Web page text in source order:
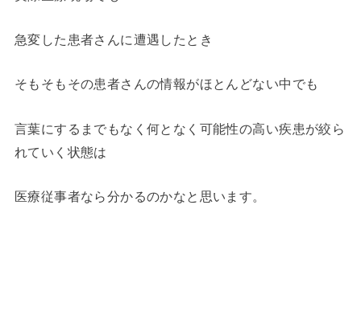
急変した患者さんに遭遇したとき
そもそもその患者さんの情報がほとんどない中でも
言葉にするまでもなく何となく可能性の高い疾患が絞ら
れていく状態は
医療従事者なら分かるのかなと思います。